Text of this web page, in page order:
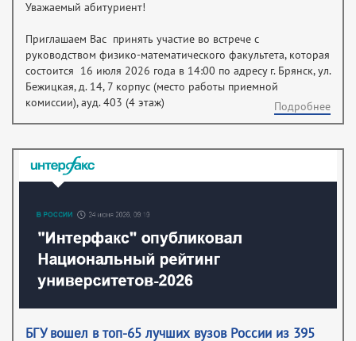
Уважаемый абитуриент!
Приглашаем Вас принять участие во встрече с
руководством физико-математического факультета, которая
состоится 16 июля 2026 года в 14:00 по адресу г. Брянск, ул.
Бежицкая, д. 14, 7 корпус (место работы приемной
комиссии), ауд. 403 (4 этаж)
Подробнее
БГУ вошел в топ-65 лучших вузов России из 395